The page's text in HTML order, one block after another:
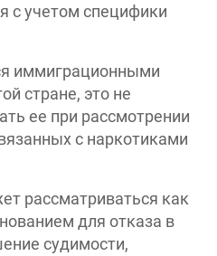
с учетом специфики
иммиграционными
стране, это не
ее при рассмотрении
с наркотиками
рассматриваться как
для отказа в
судимости,